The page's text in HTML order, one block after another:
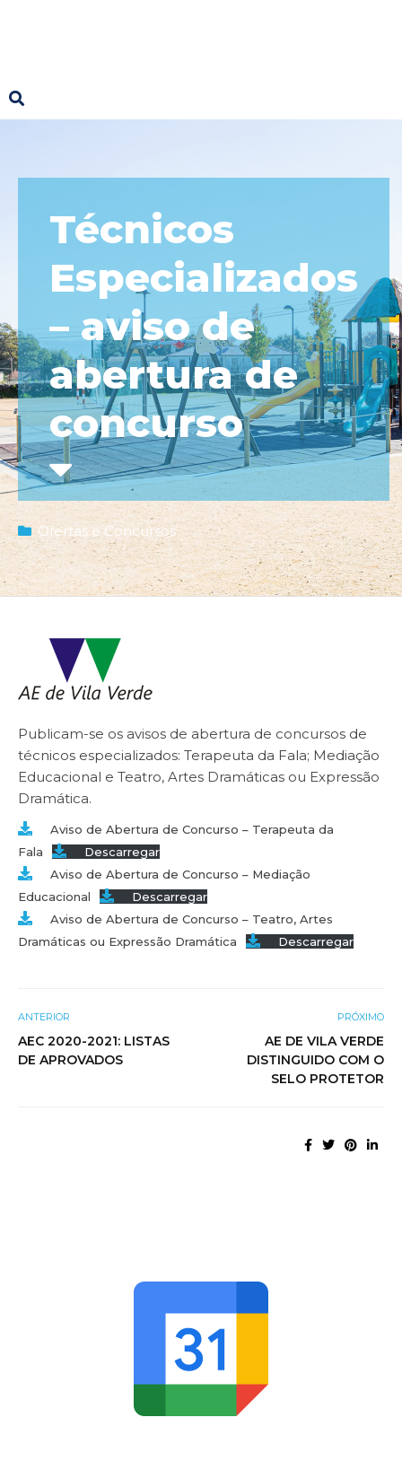
Técnicos
Especializados
– aviso de
abertura de
concurso
Ofertas e Concursos
Publicam-se os avisos de abertura de concursos de
técnicos especializados: Terapeuta da Fala; Mediação
Educacional e Teatro, Artes Dramáticas ou Expressão
Dramática.
Aviso de Abertura de Concurso – Terapeuta da
Fala
Descarregar
Aviso de Abertura de Concurso – Mediação
Educacional
Descarregar
Aviso de Abertura de Concurso – Teatro, Artes
Dramáticas ou Expressão Dramática
Descarregar
ANTERIOR
AEC 2020-2021: LISTAS
DE APROVADOS
PRÓXIMO
AE DE VILA VERDE
DISTINGUIDO COM O
SELO PROTETOR